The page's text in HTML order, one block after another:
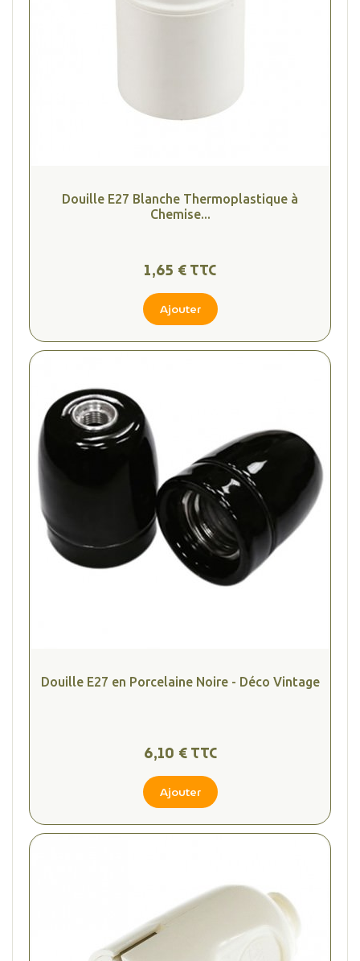
Douille E27 Blanche Thermoplastique à
Chemise...
1,65 € TTC
Ajouter
Douille E27 en Porcelaine Noire - Déco Vintage
6,10 € TTC
Ajouter